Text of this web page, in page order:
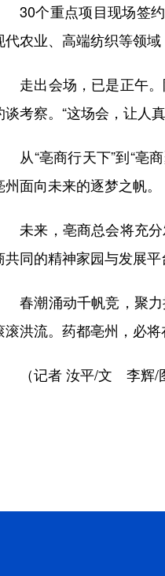
30个重点项目现场签约
代农业、高端纺织等领
走出会场，已是正午。
谈考察。“这场会，让人
从“亳商行天下”到“亳商
州面向未来的逐梦之帆。
未来，亳商总会将充分
共同的精神家园与发展平
春潮涌动千帆竞，聚力
滚洪流。药都亳州，必
（记者 汝平/文 李辉/